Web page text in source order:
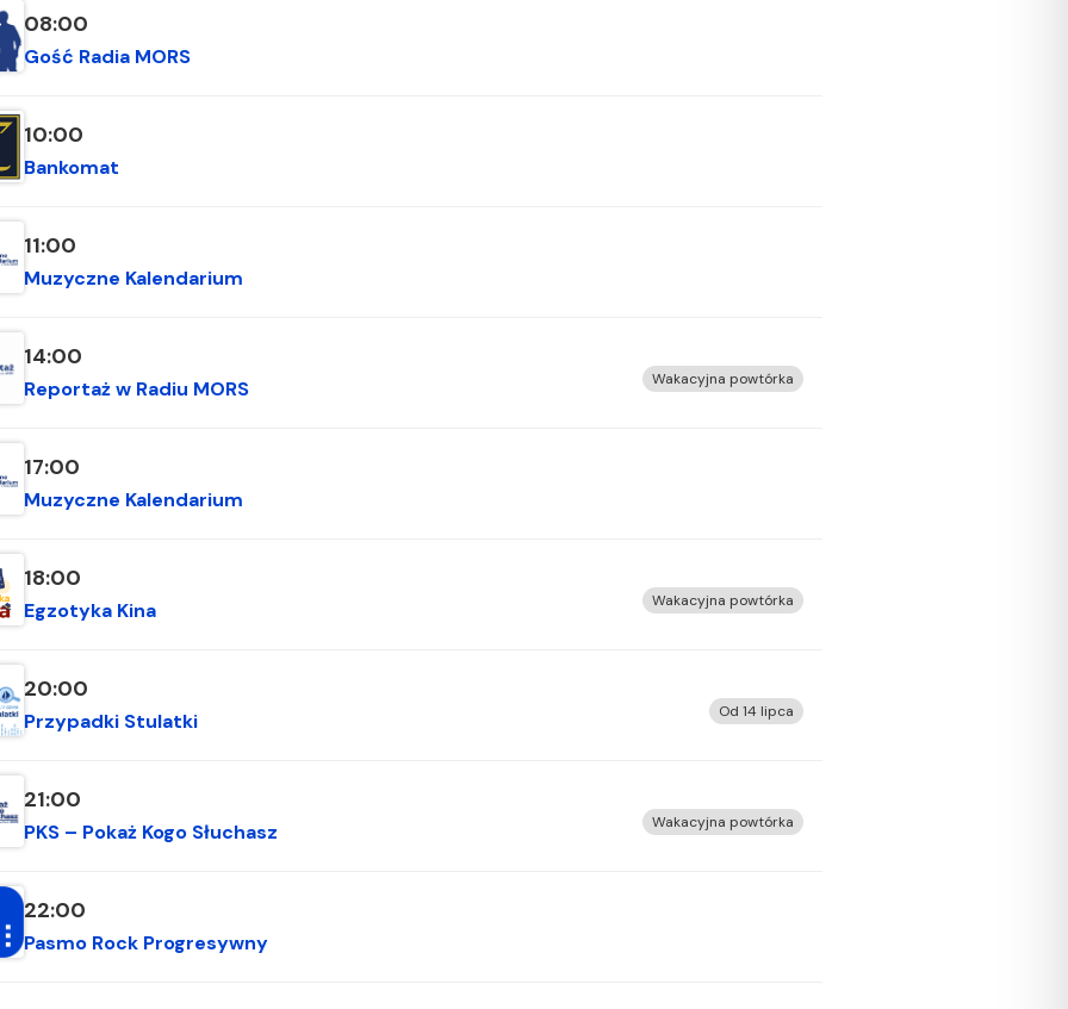
08:00
Gość Radia MORS
10:00
Bankomat
11:00
Muzyczne Kalendarium
14:00
Reportaż w Radiu MORS Wakacyjna powtórka
17:00
Muzyczne Kalendarium
18:00
Egzotyka Kina Wakacyjna powtórka
20:00
Przypadki Stulatki Od 14 lipca
21:00
PKS – Pokaż Kogo Słuchasz Wakacyjna powtórka
22:00
Pasmo Rock Progresywny